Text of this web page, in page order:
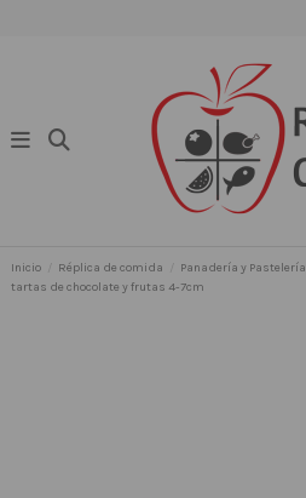
Inicio Réplica de comida Panadería y Pastelería
tartas de chocolate y frutas 4-7cm